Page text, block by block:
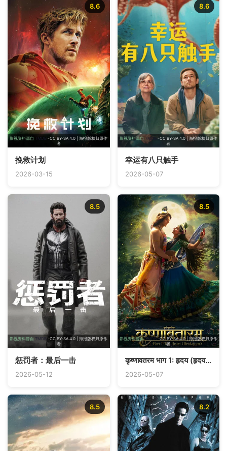
影视资料源自 TMDB · CC BY-SA 4.0 | 海报版权归原作
者
8.6
挽救计划
2026-03-15
影视资料源自 TMDB
· CC BY-SA 4.0 | 海报版权归原作
者
8.6
幸运有八只触手
2026-05-07
影视资料源自 TMDB· CC BY-SA 4.0 | 海报版权归原作
者
8.5
惩罚者：最后一击
2026-05-12
影视资料源自TMDB· CC BY-SA 4.0 | 海报版权归原作
者
8.5
कृष्णावतरम भाग 1: हृदय (हृदयम्)
2026-05-07
8.5 8.2